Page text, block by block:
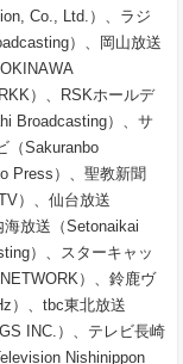
Co., Ltd.）、ラジ
）、岡山放送
）、RSKホールデ
Broadcasting）、サ
（Sakuranbo
Press）、聖教新聞
）、仙台放送
海放送（Setonaikai
）、スターキャッ
）、鈴鹿ヴ
）、tbc東北放送
INC.）、テレビ長崎
Nishinippon